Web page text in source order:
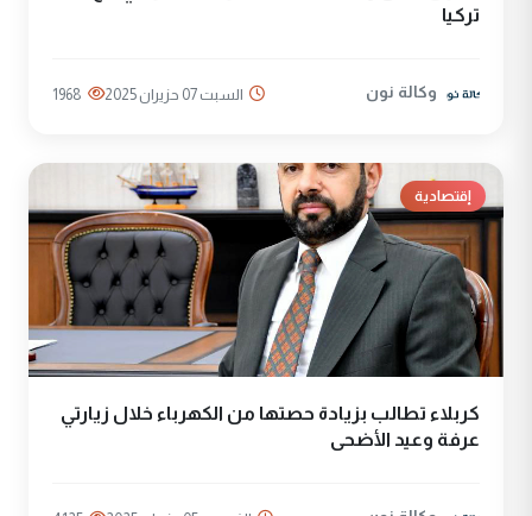
تركيا
وكالة نون السبت 07 حزيران 2025 1968
إقتصادية
كربلاء تطالب بزيادة حصتها من الكهرباء خلال زيارتي
عرفة وعيد الأضحى